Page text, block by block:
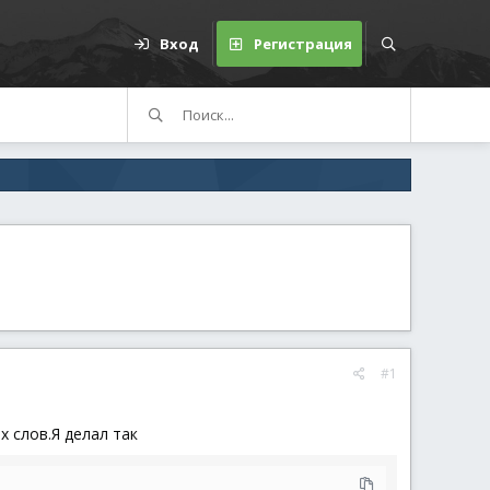
Вход Регистрация
#1
слов.Я делал так